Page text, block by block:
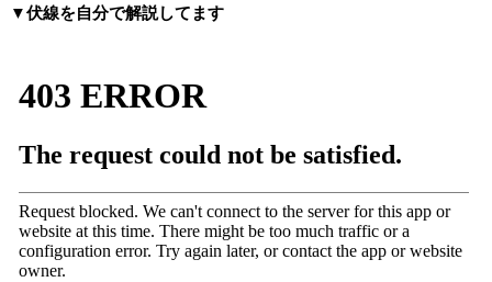
▼伏線を自分で解説してます